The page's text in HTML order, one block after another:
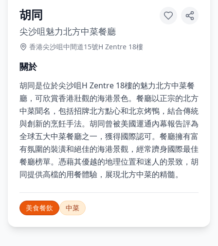
胡同
尖沙咀魅力北方中菜餐廳
香港尖沙咀中間道15號H Zentre 18樓
關於
胡同是位於尖沙咀H Zentre 18樓的魅力北方中菜餐
廳，可欣賞香港壯觀的海港景色。餐廳以正宗的北方
中菜聞名，包括招牌北方點心和北京烤鴨，結合傳統
與創新的烹飪手法。胡同曾被美國運通內幕報告評為
全球五大中菜餐廳之一，獲得國際認可。餐廳擁有富
有氛圍的裝潢和絕佳的海港景觀，經常躋身國際最佳
餐廳榜單。憑藉其優越的地理位置和迷人的景致，胡
同提供高檔的用餐體驗，展現北方中菜的精髓。
美食餐飲 中菜